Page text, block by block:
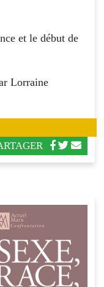
et le début de
Lorraine